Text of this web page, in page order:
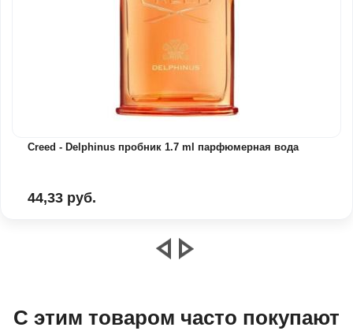
Creed - Delphinus пробник 1.7 ml парфюмерная вода
44,33 руб.
С этим товаром часто покупают